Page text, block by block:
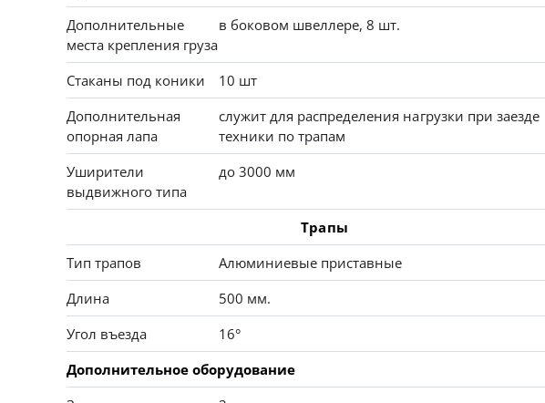
Дополнительные
места крепления груза
в боковом швеллере, 8 шт.
Стаканы под коники
10 шт
Дополнительная
опорная лапа
служит для распределения нагрузки при заезде
техники по трапам
Уширители
выдвижного типа
до 3000 мм
Трапы
Тип трапов
Алюминиевые приставные
Длина
500 мм.
Угол въезда
16°
Дополнительное оборудование